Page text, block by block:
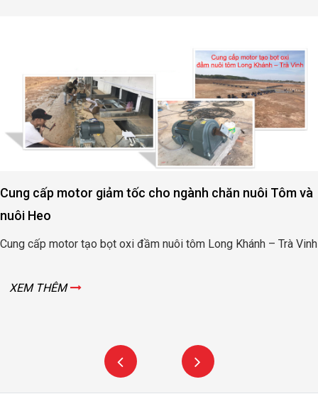
Cung cấp motor giảm tốc cho ngành chăn nuôi Tôm và
nuôi Heo
Cung cấp motor tạo bọt oxi đầm nuôi tôm Long Khánh – Trà Vinh
XEM THÊM